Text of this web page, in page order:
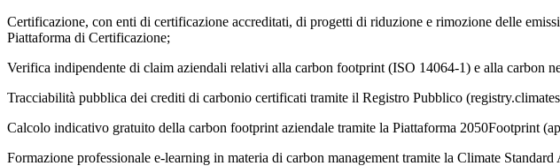
Certificazione, con enti di certificazione accreditati, di progetti di riduzione e rimozione delle
Piattaforma di Certificazione;
Verifica indipendente di claim aziendali relativi alla carbon footprint (ISO 14064-1) e alla carbon
Tracciabilità pubblica dei crediti di carbonio certificati tramite il Registro Pubblico
Calcolo indicativo gratuito della carbon footprint aziendale tramite la Piattaforma 2050Footprint
Formazione professionale e-learning in materia di carbon management tramite la Climate Standard